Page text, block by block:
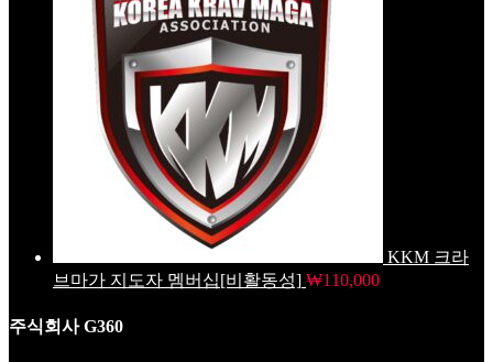
KKM 크라
브마가 지도자 멤버십[비활동성] ₩110,000
주식회사 G360